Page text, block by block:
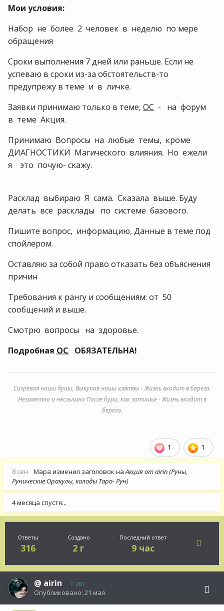
Мои условия:
Набор не более 2 человек в неделю по мере
обращения
Сроки выполнения 7 дней или раньше. Если не
успеваю в сроки из-за обстоятельств-то
предупрежу в теме и в личке.
Заявки принимаю только в теме, ОС - на форум
в теме Акция.
Принимаю Вопросы на любые темы, кроме
ДИАГНОСТИКИ Магического влияния. Но ежели
я это почую- скажу.
Расклад выбираю Я сама. Сказала выше. Буду
делать все расклады по системе базового.
Пишите вопрос, информацию, Данные в теме под
спойлером.
Оставляю за собой право отказать без объяснения
причин
Требования к рангу и сообщениям: от 50
сообщений и выше.
Смотрю вопросы на здоровье.
Подробная ОС ОБЯЗАТЕЛЬНА!
1 1
Согревая наши души, Выкупая наши клятвы - Жизнь входит в берега.
Незаметно и неслышно После бури, как затишье - Жизнь входит в
берега.
8 сен Мара изменил заголовок наАкция от airin (Руны,
Рунические Оракулы, колоды Таро- Рун)
4 месяца спустя...
Ответы
316
Создано
2 г
Последний ответ
9 час
@ airin 261
Опубликовано: 21 мая